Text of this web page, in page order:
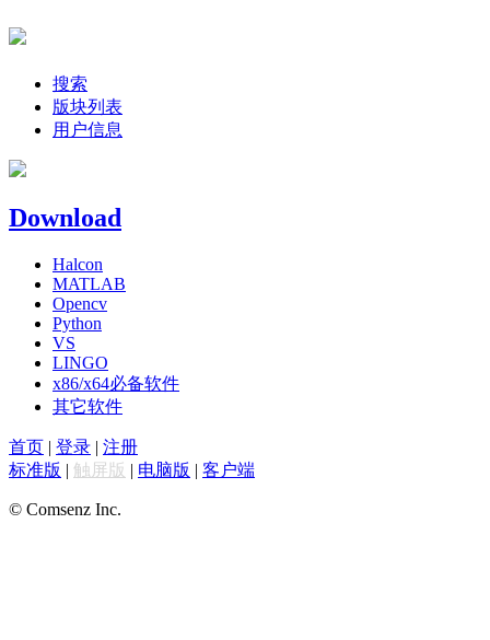
搜索
版块列表
用户信息
Download
Halcon
MATLAB
Opencv
Python
VS
LINGO
x86/x64必备软件
其它软件
首页 | 登录 | 注册
标准版 | 触屏版 | 电脑版 | 客户端
© Comsenz Inc.